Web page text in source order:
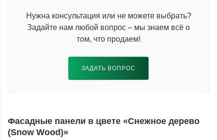
Нужна консультация или не можете выбрать?
Задайте нам любой вопрос – мы знаем всё о
том, что продаем!
ЗАДАТЬ ВОПРОС
Фасадные панели в цвете «Снежное дерево
(Snow Wood)»